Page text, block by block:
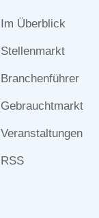
Navigation
Im Überblick
Stellenmarkt
Branchenführer
Gebrauchtmarkt
Veranstaltungen
RSS